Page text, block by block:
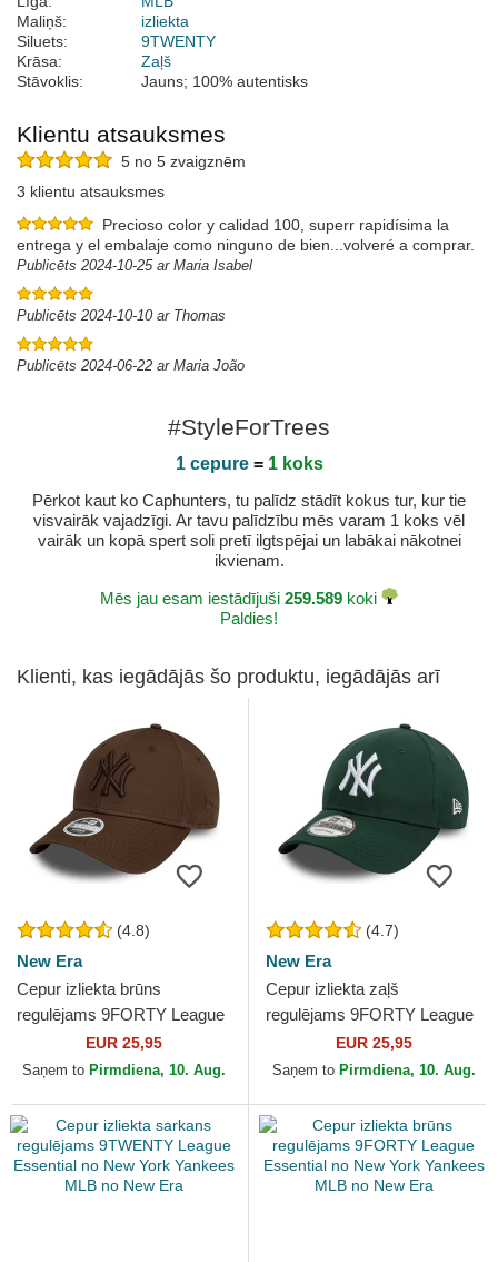
Maliņš:
izliekta
Siluets:
9TWENTY
Krāsa:
Zaļš
Stāvoklis:
Jauns; 100% autentisks
Klientu atsauksmes
5 no 5 zvaigznēm
3 klientu atsauksmes
Precioso color y calidad 100, superr rapidísima la
entrega y el embalaje como ninguno de bien...volveré a comprar.
Publicēts 2024-10-25 ar Maria Isabel
Publicēts 2024-10-10 ar Thomas
Publicēts 2024-06-22 ar Maria João
#StyleForTrees
1 cepure= 1 koks
Pērkot kaut ko Caphunters, tu palīdz stādīt kokus tur, kur tie
visvairāk vajadzīgi. Ar tavu palīdzību mēs varam 1 koks vēl
vairāk un kopā spert soli pretī ilgtspējai un labākai nākotnei
ikvienam.
Mēs jau esam iestādījuši 259.589 koki
Paldies!
Klienti, kas iegādājās šo produktu, iegādājās arī
(4.8)
New Era
Cepur izliekta brūns
regulējams 9FORTY League
Essential no New York
Yankees MLB no New Era
EUR 25,95
Saņem to Pirmdiena, 10. Aug.
(4.7)
New Era
Cepur izliekta zaļš
regulējams 9FORTY League
Essential no New York
Yankees MLB no New Era
EUR 25,95
Saņem to Pirmdiena, 10. Aug.